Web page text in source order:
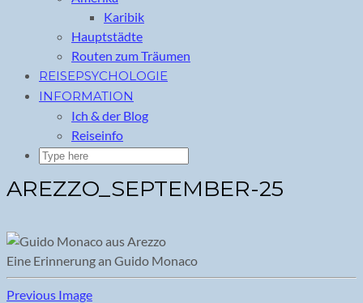
Karibik
Hauptstädte
Routen zum Träumen
REISEPSYCHOLOGIE
INFORMATION
Ich & der Blog
Reiseinfo
AREZZO_SEPTEMBER-25
Eine Erinnerung an Guido Monaco
Previous Image